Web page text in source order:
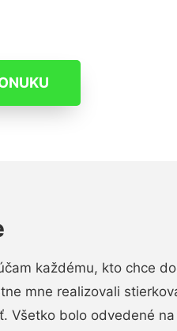
každému, kto chce
mne realizovali
Všetko bolo odvedené na